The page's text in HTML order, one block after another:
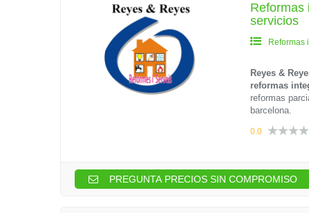
Reformas
servicios
Reformas
Reyes &
reformas
reformas
barcelona.
0.0
PREGUNTA PRECIOS SIN COMPROMISO